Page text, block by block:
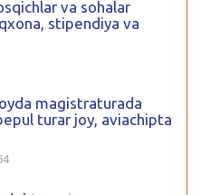
va sohalar
stipendiya va
magistraturada
turar joy, aviachipta